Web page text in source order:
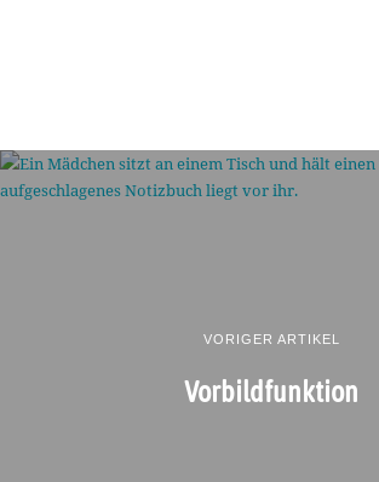
VORIGER ARTIKEL
Vorbildfunktion